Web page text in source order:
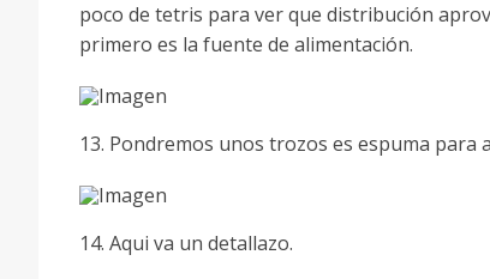
poco de tetris para ver que distribución
primero es la fuente de alimentación.
13. Pondremos unos trozos es espuma para
14. Aqui va un detallazo.